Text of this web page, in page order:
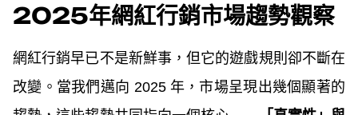
2025年網紅行銷市場趨勢觀察
網紅行銷早已不是新鮮事，但它的遊戲規則卻不斷在
改變。當我們邁向 2025 年，市場呈現出幾個顯著的